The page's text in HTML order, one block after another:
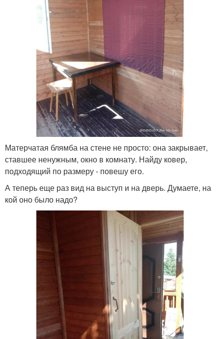
Матерчатая блямба на стене не просто: она закрывает,
ставшее ненужным, окно в комнату. Найду ковер,
подходящий по размеру - повешу его.
А теперь еще раз вид на выступ и на дверь. Думаете, на
кой оно было надо?